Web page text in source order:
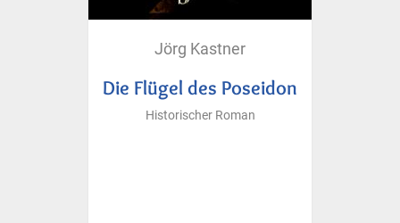
Jörg Kastner
Die Flügel des Poseidon
Historischer Roman